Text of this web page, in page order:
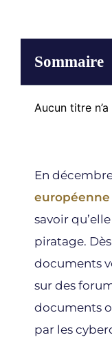
Sommaire
Aucun titre
En
savoir
piratage.
documents
sur des
documents
par les